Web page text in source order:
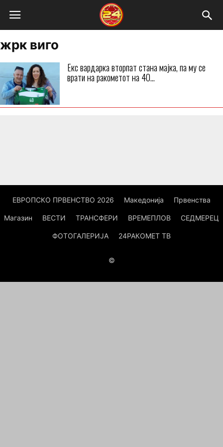
жрк виго
Екс вардарка вторпат стана мајка, па му се
врати на ракометот на 40...
ЕВРОПСКО ПРВЕНСТВО 2026 Македонија Првенства
Магазин ВЕСТИ ТРАНСФЕРИ ВРЕМЕПЛОВ СЕДМЕРЕЦ
ФОТОГАЛЕРИЈА 24РАКОМЕТ ТВ
©